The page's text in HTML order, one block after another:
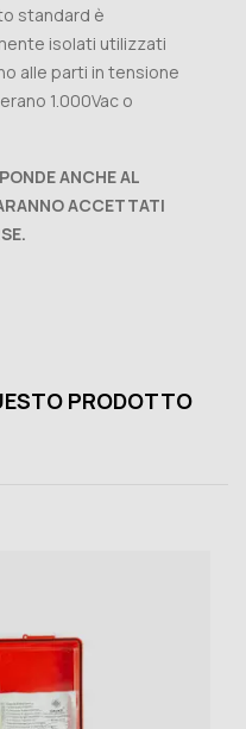
standard è
isolati utilizzati
alle parti in tensione
1.000Vac o
ANCHE AL
ACCETTATI
PRODOTTO